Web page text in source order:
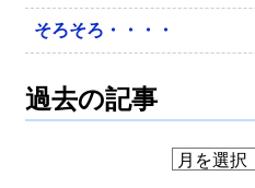
そろそろ・・・・
過去の記事